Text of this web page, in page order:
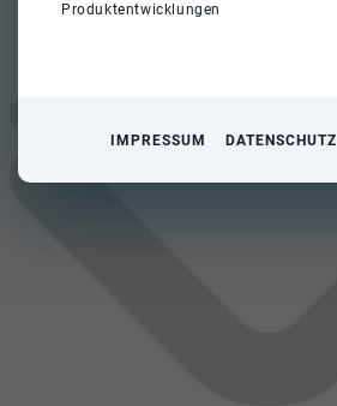
Produktentwicklungen
IMPRESSUM DATENSCHUTZ